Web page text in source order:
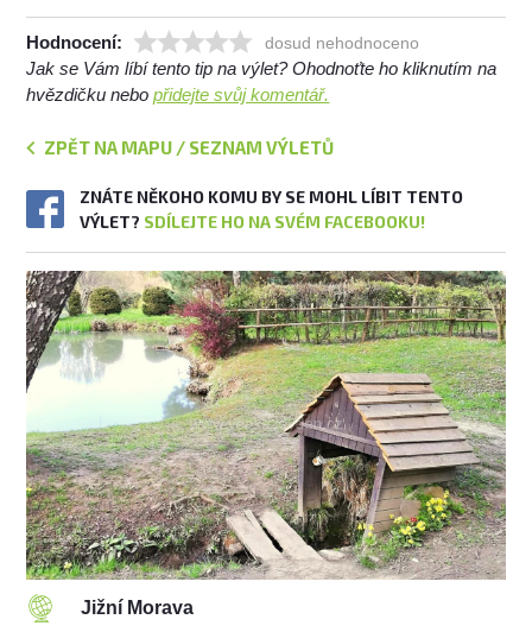
Hodnocení: dosud nehodnoceno
Jak se Vám líbí tento tip na výlet? Ohodnoťte ho kliknutím na
hvězdičku nebopřidejte svůj komentář.
ZPĚT NA MAPU / SEZNAM VÝLETŮ
ZNÁTE NĚKOHO KOMU BY SE MOHL LÍBIT TENTO
VÝLET? SDÍLEJTE HO NA SVÉM FACEBOOKU!
Jižní Morava